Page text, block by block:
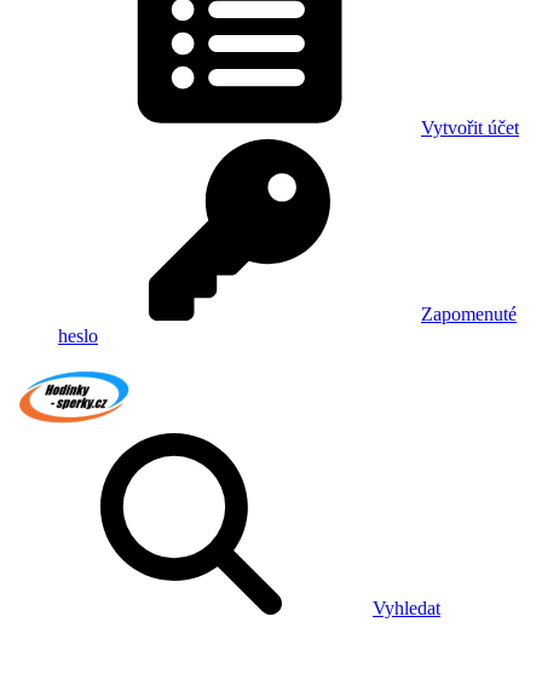
Vytvořit účet
Zapomenuté
heslo
Vyhledat